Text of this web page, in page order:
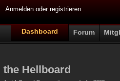
Anmelden oder registrieren
Dashboard Forum
the Hellboard